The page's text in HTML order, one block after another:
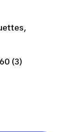
(3)